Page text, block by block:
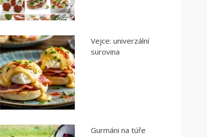
Vejce: univerzální
surovina
Gurmáni na túře